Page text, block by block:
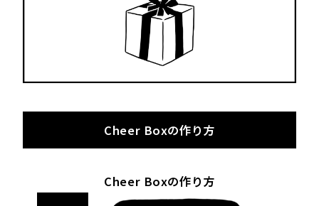
Cheer Boxの作り方
Cheer Boxの作り方